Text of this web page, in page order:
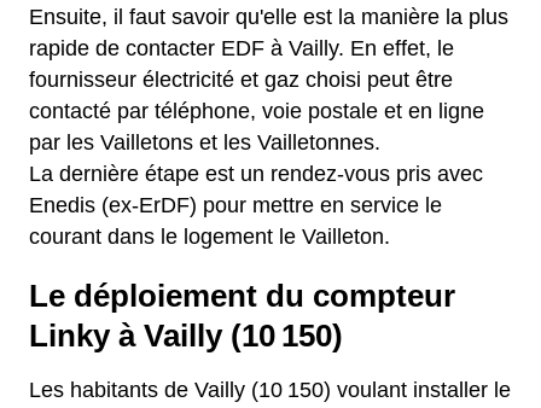
Ensuite, il faut savoir qu'elle est la manière la plus
rapide de contacter EDF à Vailly. En effet, le
fournisseur électricité et gaz choisi peut être
contacté par téléphone, voie postale et en ligne
par les Vailletons et les Vailletonnes.
La dernière étape est un rendez-vous pris avec
Enedis (ex-ErDF) pour mettre en service le
courant dans le logement le Vailleton.
Le déploiement du compteur
Linky à Vailly (10 150)
Les habitants de Vailly (10 150) voulant installer le